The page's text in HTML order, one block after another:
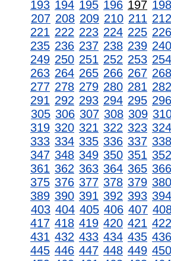
193 194 195 196 197 198
207 208 209 210 211 212
221 222 223 224 225 226
235 236 237 238 239 240
249 250 251 252 253 254
263 264 265 266 267 268
277 278 279 280 281 282
291 292 293 294 295 296
305 306 307 308 309
319 320 321 322 323 324
333 334 335 336 337 338
347 348 349 350 351 352
361 362 363 364 365 366
375 376 377 378 379 380
389 390 391 392 393 394
403 404 405 406 407
417 418 419 420 421 422
431 432 433 434 435 436
445 446 447 448 449 450